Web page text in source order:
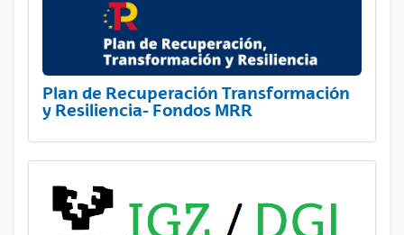
Plan de Recuperación Transformación
y Resiliencia- Fondos MRR